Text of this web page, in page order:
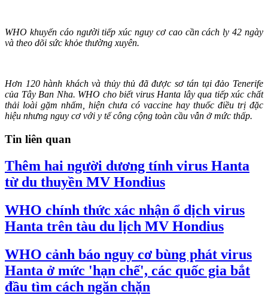
WHO khuyến cáo người tiếp xúc nguy cơ cao cần cách ly 42 ngày
và theo dõi sức khỏe thường xuyên.
Hơn 120 hành khách và thủy thủ đã được sơ tán tại đảo Tenerife
của Tây Ban Nha. WHO cho biết virus Hanta lây qua tiếp xúc chất
thải loài gặm nhấm, hiện chưa có vaccine hay thuốc điều trị đặc
hiệu nhưng nguy cơ với y tế công cộng toàn cầu vẫn ở mức thấp.
Tin liên quan
Thêm hai người dương tính virus Hanta
từ du thuyền MV Hondius
WHO chính thức xác nhận ổ dịch virus
Hanta trên tàu du lịch MV Hondius
WHO cảnh báo nguy cơ bùng phát virus
Hanta ở mức 'hạn chế', các quốc gia bắt
đầu tìm cách ngăn chặn